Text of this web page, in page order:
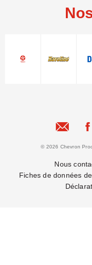
© 2026 Chevron
Nous
Fiches de données